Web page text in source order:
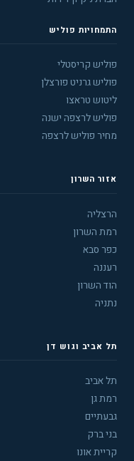
התמחויות פוליש
פוליש קריסטלי
פוליש גרניט פורצלן
ליטוש טראצו
פוליש לרצפה ישנה
מחיר פוליש לרצפה
אזור השרון
הרצליה
רמת השרון
כפר סבא
רעננה
הוד השרון
נתניה
תל אביב וגוש דן
תל אביב
רמת גן
גבעתיים
בני ברק
קריית אונו